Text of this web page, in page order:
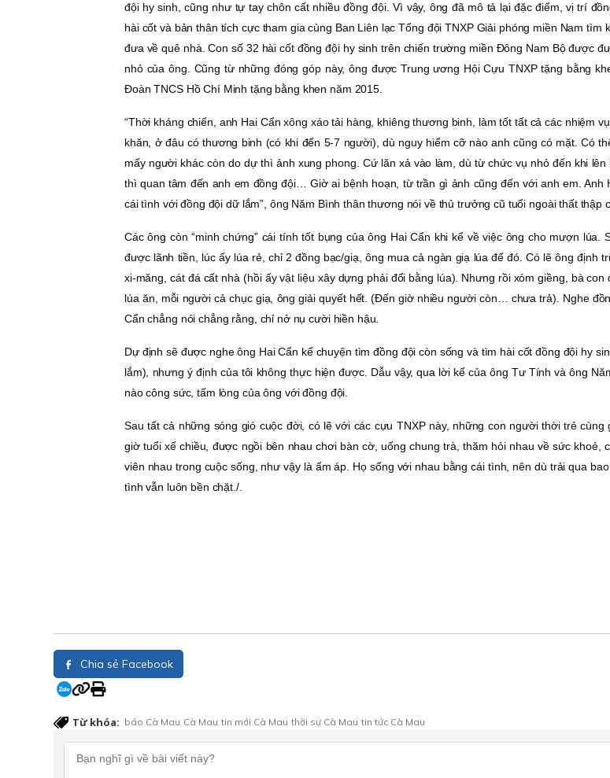
đội hy sinh, cũng như tự tay chôn cất nhiều đồng đội. Vì vậy, ông đã mô tả lại đặc điểm, vị trí
hài cốt và bản thân tích cực tham gia cùng Ban Liên lạc Tổng đội TNXP Giải phóng miền Nam tìm
đưa về quê nhà. Con số 32 hài cốt đồng đội hy sinh trên chiến trường miền Ðông Nam Bộ được
nhỏ của ông. Cũng từ những đóng góp này, ông được Trung ương Hội Cựu TNXP tặng bằng
Ðoàn TNCS Hồ Chí Minh tặng bằng khen năm 2015.
“Thời kháng chiến, anh Hai Cẩn xông xáo tải hàng, khiêng thương binh, làm tốt tất cả các nhiệm
khăn, ở đâu có thương binh (có khi đến 5-7 người), dù nguy hiểm cỡ nào anh cũng có mặt. Có
mấy người khác còn do dự thì ảnh xung phong. Cứ lăn xả vào làm, dù từ chức vụ nhỏ đến khi
thì quan tâm đến anh em đồng đội… Giờ ai bệnh hoạn, từ trần gì ảnh cũng đến với anh em. Anh
cái tình với đồng đội dữ lắm”, ông Năm Bình thân thương nói về thủ trưởng cũ tuổi ngoài thất thập
Các ông còn “minh chứng” cái tính tốt bụng của ông Hai Cẩn khi kể về việc ông cho mượn lúa.
được lãnh tiền, lúc ấy lúa rẻ, chỉ 2 đồng bạc/giạ, ông mua cả ngàn giạ lúa để đó. Có lẽ ông định
xi-măng, cát đá cất nhà (hồi ấy vật liệu xây dựng phải đổi bằng lúa). Nhưng rồi xóm giềng, bà
lúa ăn, mỗi người cả chục giạ, ông giải quyết hết. (Ðến giờ nhiều người còn… chưa trả). Nghe
Cẩn chẳng nói chẳng rằng, chỉ nở nụ cười hiền hậu.
Dự định sẽ được nghe ông Hai Cẩn kể chuyện tìm đồng đội còn sống và tìm hài cốt đồng đội hy
lắm), nhưng ý định của tôi không thực hiện được. Dẫu vậy, qua lời kể của ông Tư Tính và ông
nào công sức, tấm lòng của ông với đồng đội.
Sau tất cả những sóng gió cuộc đời, có lẽ với các cựu TNXP này, những con người thời trẻ cùng
giờ tuổi xế chiều, được ngồi bên nhau chơi bàn cờ, uống chung trà, thăm hỏi nhau về sức khoẻ,
viên nhau trong cuộc sống, như vậy là ấm áp. Họ sống với nhau bằng cái tình, nên dù trải qua
tình vẫn luôn bền chặt./.
Chia sẻ Facebook
Từ khóa: báo Cà Mau Cà Mau tin mới Cà Mau thời sự Cà Mau tin tức Cà Mau